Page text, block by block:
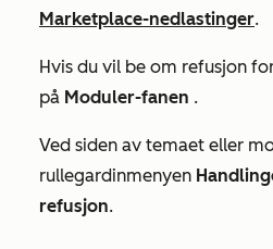
Marketplace-nedlastinger.
Hvis du vil be om refusjon
på Moduler-fanen .
Ved siden av temaet eller
rullegardinmenyen
refusjon.